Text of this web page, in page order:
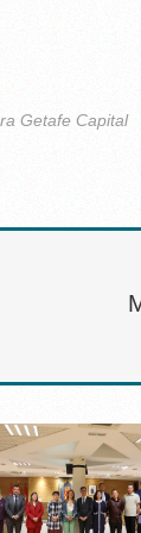
Getafe Capital